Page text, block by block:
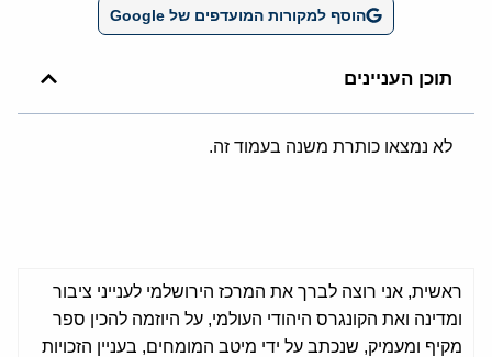
הוסף למקורות המועדפים של Google
תוכן העניינים
לא נמצאו כותרת משנה בעמוד זה.
ראשית, אני רוצה לברך את המרכז הירושלמי לענייני ציבור
ומדינה ואת הקונגרס היהודי העולמי, על היוזמה להכין ספר
מקיף ומעמיק, שנכתב על ידי מיטב המומחים, בעניין הזכויות